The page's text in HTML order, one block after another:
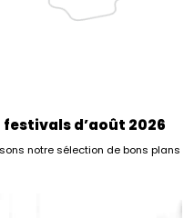
d’août 2026
notre sélection de bons plans